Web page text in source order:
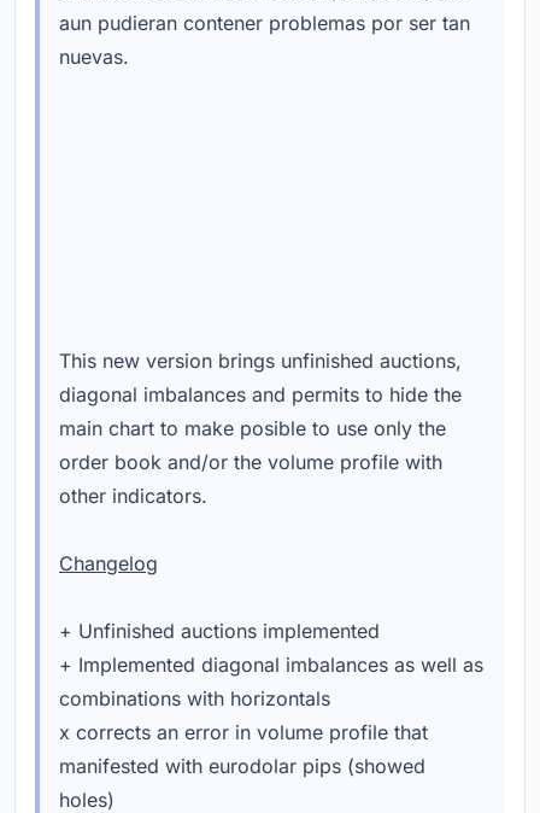
aun pudieran contener problemas por ser tan
nuevas.
This new version brings unfinished auctions,
diagonal imbalances and permits to hide the
main chart to make posible to use only the
order book and/or the volume profile with
other indicators.
Changelog
+ Unfinished auctions implemented
+ Implemented diagonal imbalances as well as
combinations with horizontals
x corrects an error in volume profile that
manifested with eurodolar pips (showed
holes)